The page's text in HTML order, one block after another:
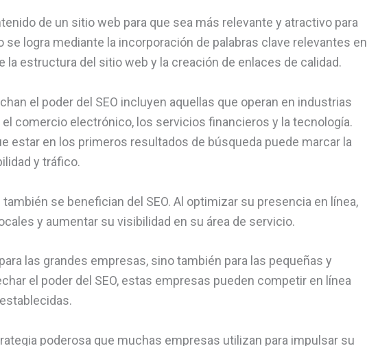
de un sitio web para que sea más relevante y atractivo para
se logra mediante la incorporación de palabras clave relevantes en
la estructura del sitio web y la creación de enlaces de calidad.
el poder del SEO incluyen aquellas que operan en industrias
comercio electrónico, los servicios financieros y la tecnología.
estar en los primeros resultados de búsqueda puede marcar la
y tráfico.
se benefician del SEO. Al optimizar su presencia en línea,
y aumentar su visibilidad en su área de servicio.
las grandes empresas, sino también para las pequeñas y
el poder del SEO, estas empresas pueden competir en línea
poderosa que muchas empresas utilizan para impulsar su